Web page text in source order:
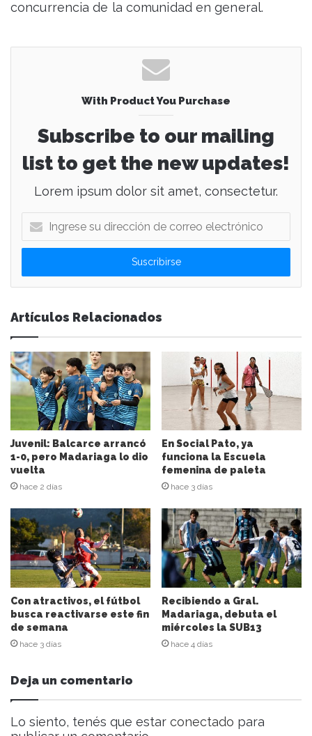
concurrencia de la comunidad en general.
With Product You Purchase
Subscribe to our mailing
list to get the new updates!
Lorem ipsum dolor sit amet, consectetur.
g
e
s
u
d
i
r
e
c
i
ó
n
d
c
o
r
r
e
o
e
l
e
c
ó
n
i
c
Artículos Relacionados
Juvenil: Balcarce arrancó
1-0, pero Madariaga lo dio
vuelta
hace 2 días
En Social Pato, ya
funciona la Escuela
femenina de paleta
hace 3 días
Con atractivos, el fútbol
busca reactivarse este fin
de semana
hace 3 días
Recibiendo a Gral.
Madariaga, debuta el
miércoles la SUB13
hace 4 días
Deja un comentario
Lo siento, tenés que estar conectado para